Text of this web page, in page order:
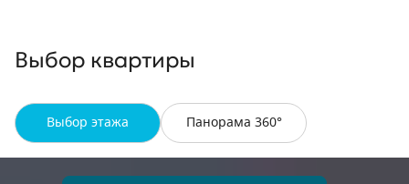
Выбор квартиры
Выбор этажа Панорама 360°